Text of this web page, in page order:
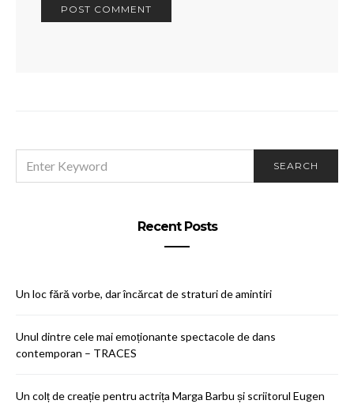
FOR:
SEARCH
Recent Posts
Un loc fără vorbe, dar încărcat de straturi de amintiri
Unul dintre cele mai emoționante spectacole de dans
contemporan – TRACES
Un colț de creație pentru actrița Marga Barbu și scriitorul Eugen